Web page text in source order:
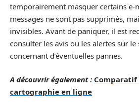
temporairement masquer certains e-
messages ne sont pas supprimés,
invisibles. Avant de paniquer, il est
consulter les avis ou les alertes sur le
concernant d’éventuelles pannes.
A découvrir également : Comparatif
cartographie en ligne